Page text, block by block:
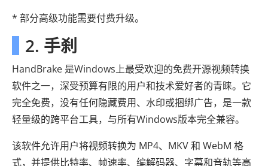
* 部分高级功能需要付费升级。
2. 手刹
HandBrake 是Windows上最受欢迎的免费开源视频转换
软件之一，深受预算有限的用户和技术爱好者的青睐。它
完全免费，没有任何隐藏费用、水印或捆绑广告，是一款
轻量级的跨平台工具，与所有Windows版本完全兼容。
该软件允许用户将视频转换为 MP4、MKV 和 WebM 格
式，并提供比特率、帧速率、编解码器、字幕和音轨等高